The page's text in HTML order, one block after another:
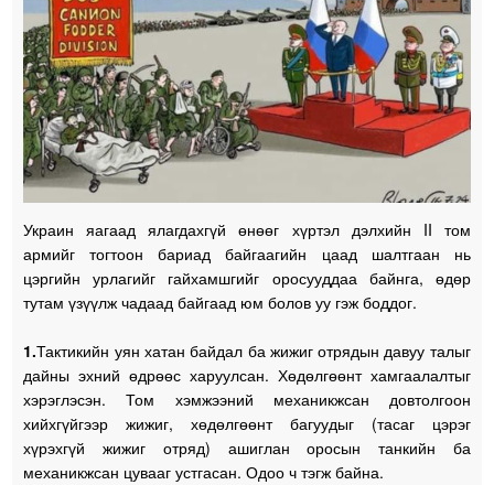
Украин яагаад ялагдахгүй өнөөг хүртэл дэлхийн II том
армийг тогтоон бариад байгаагийн цаад шалтгаан нь
цэргийн урлагийг гайхамшгийг оросууддаа байнга, өдөр
тутам үзүүлж чадаад байгаад юм болов уу гэж боддог.
1.Тактикийн уян хатан байдал ба жижиг отрядын давуу талыг
дайны эхний өдрөөс харуулсан. Хөдөлгөөнт хамгаалалтыг
хэрэглэсэн. Том хэмжээний механикжсан довтолгоон
хийхгүйгээр жижиг, хөдөлгөөнт багуудыг (тасаг цэрэг
хүрэхгүй жижиг отряд) ашиглан оросын танкийн ба
механикжсан цувааг устгасан. Одоо ч тэгж байна.